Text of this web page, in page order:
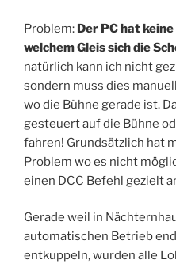
Problem: Der PC hat
welchem Gleis sich die
natürlich kann ich nicht
sondern muss dies
wo die Bühne gerade ist.
gesteuert auf die Bühne
fahren! Grundsätzlich hat
Problem wo es nicht
einen DCC Befehl gezielt
Gerade weil in
automatischen Betrieb
entkuppeln, wurden alle